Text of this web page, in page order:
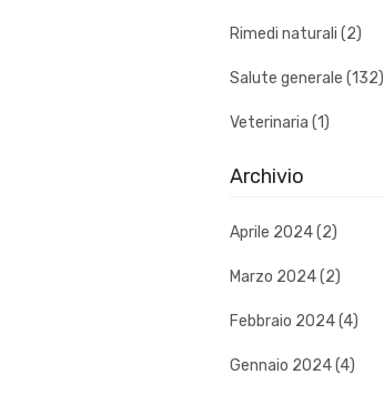
Rimedi naturali (2)
Salute generale (132)
Veterinaria (1)
Archivio
Aprile 2024 (2)
Marzo 2024 (2)
Febbraio 2024 (4)
Gennaio 2024 (4)